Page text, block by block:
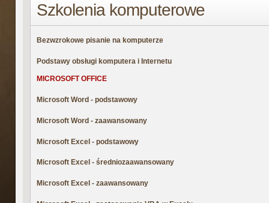
Szkolenia komputerowe
Bezwzrokowe pisanie na komputerze
Podstawy obsługi komputera i Internetu
MICROSOFT OFFICE
Microsoft Word - podstawowy
Microsoft Word - zaawansowany
Microsoft Excel - podstawowy
Microsoft Excel - średniozaawansowany
Microsoft Excel - zaawansowany